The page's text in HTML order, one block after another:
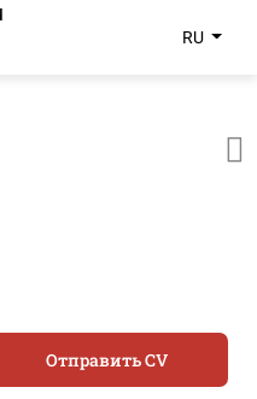
RU
Отправить CV